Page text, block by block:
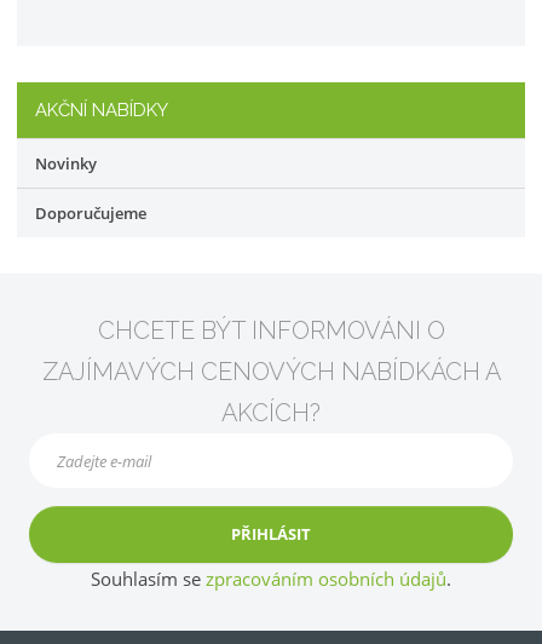
AKČNÍ NABÍDKY
Novinky
Doporučujeme
CHCETE BÝT INFORMOVÁNI O
ZAJÍMAVÝCH CENOVÝCH NABÍDKÁCH A
AKCÍCH?
PŘIHLÁSIT
Souhlasím se zpracováním osobních údajů.